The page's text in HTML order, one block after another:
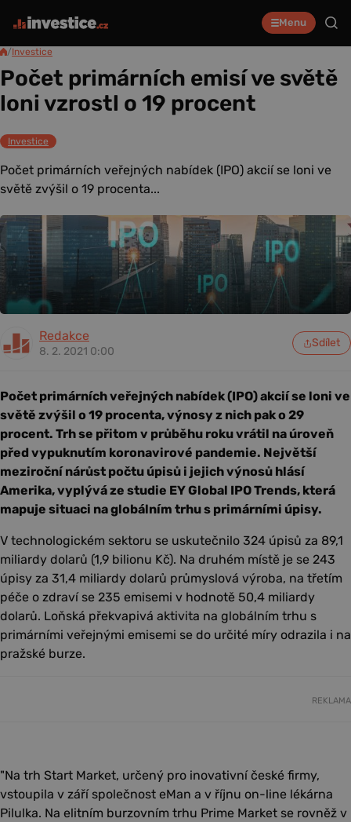
Menu
/Investice
Počet primárních emisí ve světě
loni vzrostl o 19 procent
Investice
Počet primárních veřejných nabídek (IPO) akcií se loni ve
světě zvýšil o 19 procenta...
Redakce
8. 2. 2021 0:00
Sdílet
Počet primárních veřejných nabídek (IPO) akcií se loni ve
světě zvýšil o 19 procenta, výnosy z nich pak o 29
procent. Trh se přitom v průběhu roku vrátil na úroveň
před vypuknutím koronavirové pandemie. Největší
meziroční nárůst počtu úpisů i jejich výnosů hlásí
Amerika, vyplývá ze studie EY Global IPO Trends, která
mapuje situaci na globálním trhu s primárními úpisy.
V technologickém sektoru se uskutečnilo 324 úpisů za 89,1
miliardy dolarů (1,9 bilionu Kč). Na druhém místě je se 243
úpisy za 31,4 miliardy dolarů průmyslová výroba, na třetím
péče o zdraví se 235 emisemi v hodnotě 50,4 miliardy
dolarů. Loňská překvapivá aktivita na globálním trhu s
primárními veřejnými emisemi se do určité míry odrazila i na
pražské burze.
REKLAMA
"Na trh Start Market, určený pro inovativní české firmy,
vstoupila v září společnost eMan a v říjnu on-line lékárna
Pilulka. Na elitním burzovním trhu Prime Market se rovněž v